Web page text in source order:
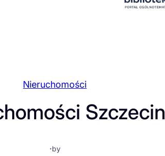
Nieruchomości
Szczecin
·by